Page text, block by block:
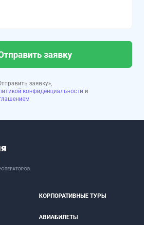
заявку
заявку»,
конфиденциальности и
КОРПОРАТИВНЫЕ ТУРЫ
АВИАБИЛЕТЫ